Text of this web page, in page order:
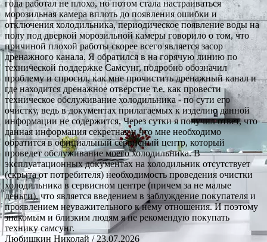
года работал не плохо, но потом стала настраиваться
морозильная камера вплоть до появления ошибки и
отключения холодильника, периодическое появление воды на
полу под дверкой морозильной камеры говорило о том, что
причиной плохой работы скорее всего является засор
дренажного канала. Я обратился в на горячую линию по
технической поддержке Самсунг, подробно обозначил
проблему и спросил, как мне прочистить дренажный канал и
где находится дренажное отверстие т.е. как провести
техническое обслуживание холодильника - по сути его
очистку, ведь в документах прилагаемых к изделию данной
информации не содержится. Через сутки я получил ответ, что
данная информация секретная и что мне необходимо
обратится в официальный сервисный центр, который
проведет обслуживание моего холодильника. В
эксплуатационных документах на холодильник отсутствует
(скрыта от потребителя) необходимость проведения очистки
холодильника в сервисном центре (причем за не малые
деньги), что является введением в заблуждение покупателя и
проявлением неуважительного к нему отношения. И поэтому
знакомым и близким людям я не рекомендую покупать
технику самсунг.
Любишкин Николай / 23.07.2026